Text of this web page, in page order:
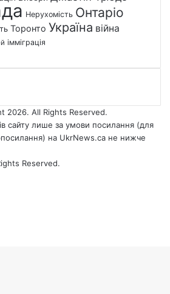
Нерухомість Онтаріо
Торонто Україна війна
імміграція
2026. All Rights Reserved.
сайту лише за умови посилання (для
на UkrNews.ca не нижче
Reserved.